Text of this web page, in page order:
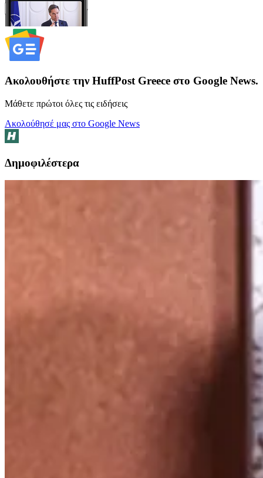
Ακολουθήστε την HuffPost Greece στο Google News.
Μάθετε πρώτοι όλες τις ειδήσεις
Ακολούθησέ μας στο Google News
Δημοφιλέστερα